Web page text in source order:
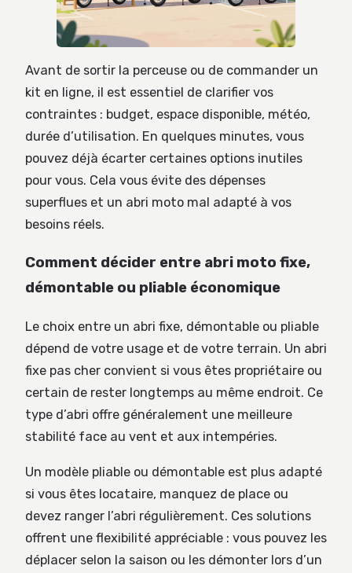
Avant de sortir la perceuse ou de commander un
kit en ligne, il est essentiel de clarifier vos
contraintes : budget, espace disponible, météo,
durée d’utilisation. En quelques minutes, vous
pouvez déjà écarter certaines options inutiles
pour vous. Cela vous évite des dépenses
superflues et un abri moto mal adapté à vos
besoins réels.
Comment décider entre abri moto fixe,
démontable ou pliable économique
Le choix entre un abri fixe, démontable ou pliable
dépend de votre usage et de votre terrain. Un abri
fixe pas cher convient si vous êtes propriétaire ou
certain de rester longtemps au même endroit. Ce
type d’abri offre généralement une meilleure
stabilité face au vent et aux intempéries.
Un modèle pliable ou démontable est plus adapté
si vous êtes locataire, manquez de place ou
devez ranger l’abri régulièrement. Ces solutions
offrent une flexibilité appréciable : vous pouvez les
déplacer selon la saison ou les démonter lors d’un